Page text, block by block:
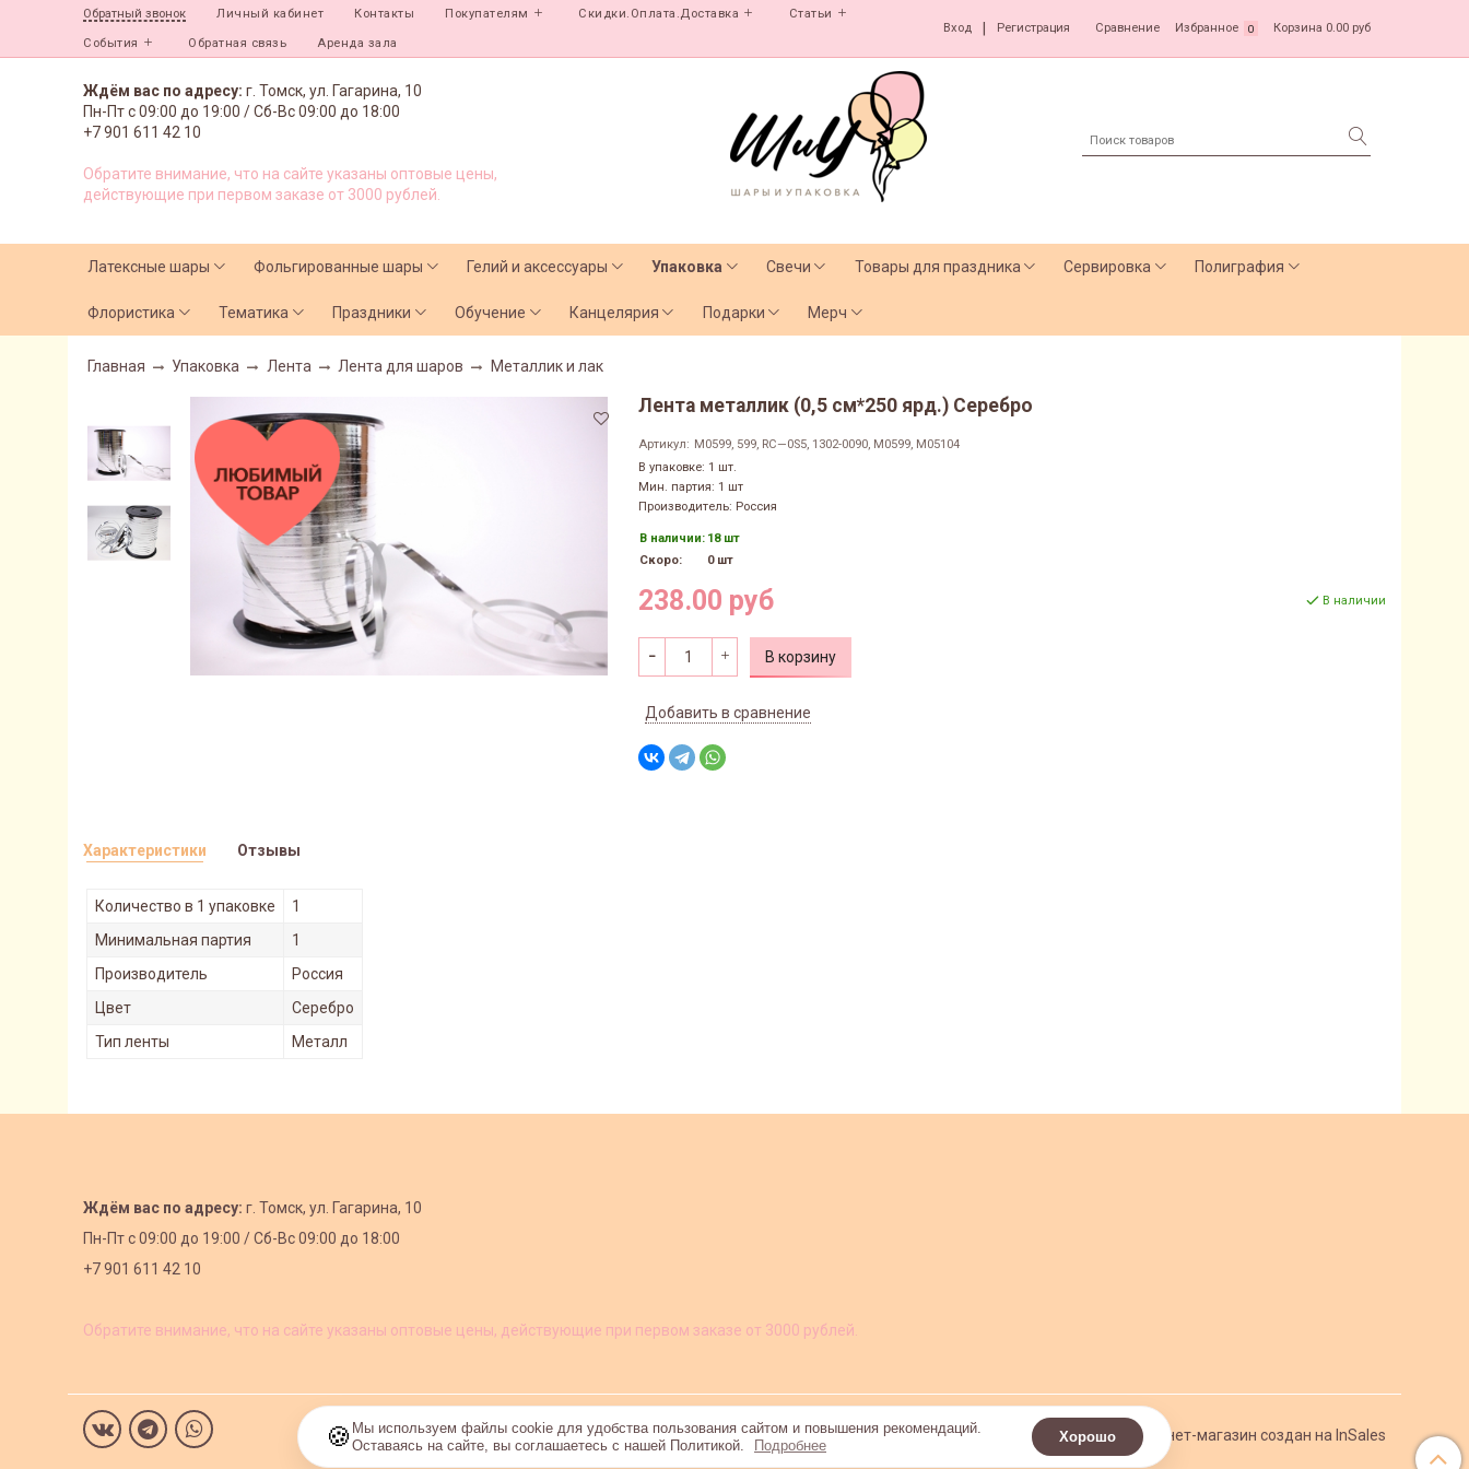
Обратный звонок Личный кабинет Контакты Покупателям Скидки.Оплата.Доставка Статьи
События Обратная связь Аренда зала
Вход Регистрация Сравнение Избранное 0 Корзина 0.00 руб
Ждём вас по адресу: г. Томск, ул. Гагарина, 10
Пн-Пт с09:00 до 19:00 /Сб-Вс 09:00 до 18:00
+7 901 611 42 10
Обратите внимание, что на сайте указаны оптовые цены,
действующие при первом заказе от 3000 рублей.
Латексные шары Фольгированные шары Гелий и аксессуары Упаковка Свечи Товары для праздника Сервировка Полиграфия
Флористика Тематика Праздники Обучение Канцелярия Подарки Мерч
Главная Упаковка Лента Лента для шаров Металлик и лак
Лента металлик (0,5 см*250 ярд.) Серебро
Артикул: М0599, 599, RC—0S5, 1302-0090, M0599, М05104
В упаковке: 1 шт.
Мин. партия: 1 шт
Производитель: Россия
В наличии: 18 шт
Скоро:
0 шт
238.00 руб В наличии
В корзину
Добавить в сравнение
Характеристики
Количество в 1 упаковке
1
Минимальная партия
1
Производитель
Россия
Цвет
Серебро
Тип ленты
Металл
Отзывы
Ждём вас по адресу: г. Томск, ул. Гагарина, 10
Пн-Пт с09:00 до 19:00 /Сб-Вс 09:00 до 18:00
+7 901 611 42 10
Обратите внимание, что на сайте указаны оптовые цены, действующие при первом заказе от 3000 рублей.
Интернет-магазин создан на InSales
🍪 Мы используем файлы cookie для удобства пользования сайтом и повышения рекомендаций.
Оставаясь на сайте, вы соглашаетесь с нашей Политикой.
Подробнее Хорошо